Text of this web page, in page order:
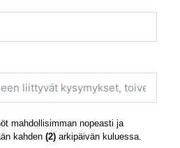
mahdollisimman nopeasti ja
kahden (2) arkipäivän kuluessa.